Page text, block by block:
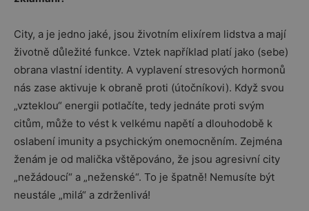
City, a je jedno jaké, jsou životním elixírem lidstva a mají
životně důležité funkce. Vztek například platí jako (sebe)
obrana vlastní identity. A vyplavení stresových hormonů
nás zase aktivuje k obraně proti (útočníkovi). Když svou
„vzteklou“ energii potlačíte, tedy jednáte proti svým
citům, může to vést k velkému napětí a dlouhodobě k
oslabení imunity a psychickým onemocněním. Zejména
ženám je od malička vštěpováno, že jsou agresivní city
„nežádoucí“ a „neženské“. To je špatně! Nemusíte být
neustále „milá“ a zdrženlivá!